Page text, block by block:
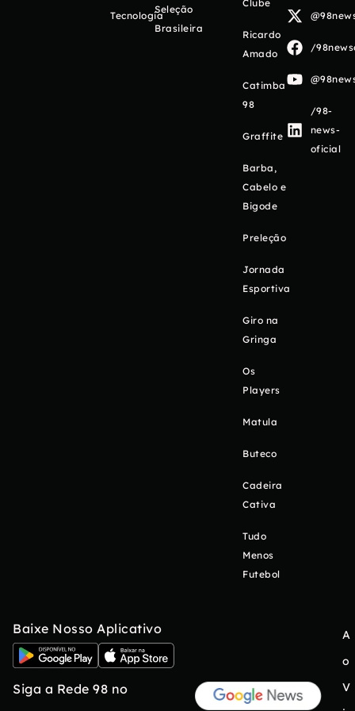
Tecnologia
Seleção
Brasileira
Clube
Ricardo
Amado
Catimba
98
Graffite
Barba,
Cabelo e
Bigode
Preleção
Jornada
Esportiva
Giro na
Gringa
Os
Players
Matula
Buteco
Cadeira
Cativa
Tudo
Menos
Futebol
/
/98-
news-
oficial
Baixe Nosso Aplicativo
Siga a Rede 98 no
A
o
V